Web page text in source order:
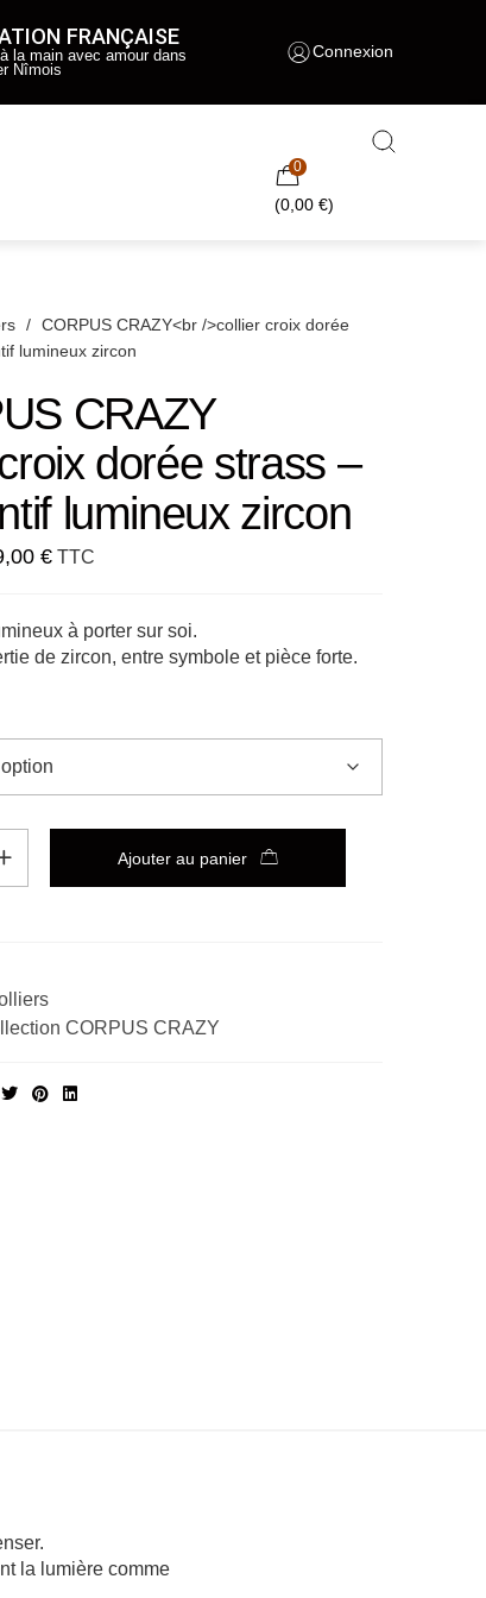
FRANÇAISE
la main avec amour dans
Nîmois
Connexion
0
(0,00 €)
/ CORPUS CRAZY<br />collier croix dorée
lumineux zircon
CRAZY
dorée strass –
lumineux zircon
€ TTC
à porter sur soi.
de zircon, entre symbole et pièce forte.
Ajouter au panier
CORPUS CRAZY
la lumière comme